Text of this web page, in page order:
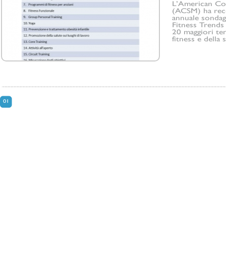
L’American
(ACSM) ha
annuale
Fitness
20 maggiori
fitness e della
01